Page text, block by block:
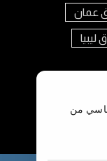
عمان
من